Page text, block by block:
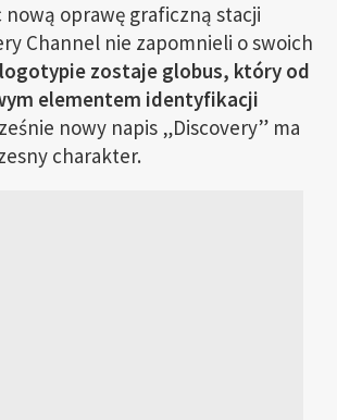
oprawę graficzną stacji
Channel nie zapomnieli o swoich
zostaje globus, który od
elementem identyfikacji
nowy napis „Discovery” ma
charakter.